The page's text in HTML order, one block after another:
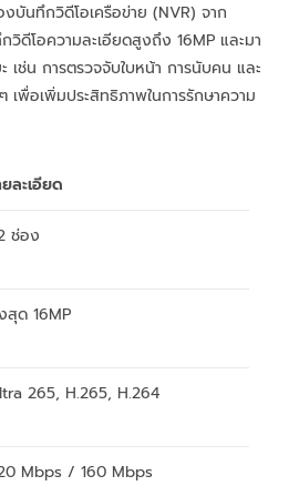
บันทึกวิดีโอเครือข่าย (NVR) จาก
ดีโอความละเอียดสูงถึง 16MP และมา
ช่น การตรวจจับใบหน้า การนับคน และ
เพื่อเพิ่มประสิทธิภาพในการรักษาความ
ยละเอียด
ช่อง
สุด 16MP
265, H.265, H.264
Mbps / 160 Mbps